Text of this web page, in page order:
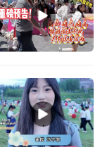
步深化科教融
次与实效，全
坚实的人才根